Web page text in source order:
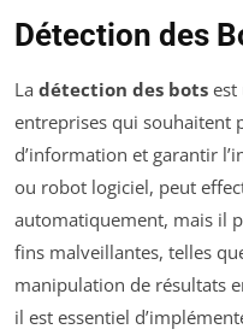
Détection des
La détection des bots est
entreprises qui souhaitent
d’information et garantir
ou robot logiciel, peut
automatiquement, mais il
fins malveillantes, telles
manipulation de résultats
il est essentiel